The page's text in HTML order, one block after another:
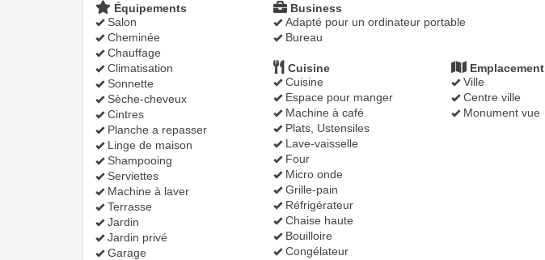
Équipements
Salon
Cheminée
Chauffage
Climatisation
Sonnette
Sèche-cheveux
Cintres
Planche a repasser
Linge de maison
Shampooing
Serviettes
Machine à laver
Terrasse
Jardin
Jardin privé
Garage
Business
Adapté pour un ordinateur portable
Bureau
Cuisine
Cuisine
Espace pour manger
Machine à café
Plats, Ustensiles
Lave-vaisselle
Four
Micro onde
Grille-pain
Réfrigérateur
Chaise haute
Bouilloire
Congélateur
Emplacement
Ville
Centre ville
Monument vue